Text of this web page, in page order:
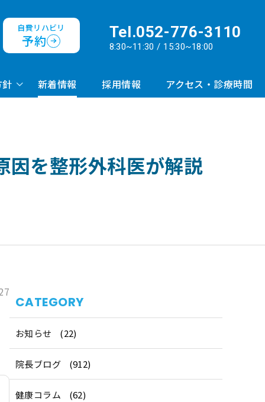
自費リハビリ
予約 Tel.052-776-3110
8:30~11:30 / 15:30~18:00
新着情報 採用情報 アクセス・診療時間
因を整形外科医が解説
CATEGORY
お知らせ (22)
院長ブログ (912)
健康コラム (62)